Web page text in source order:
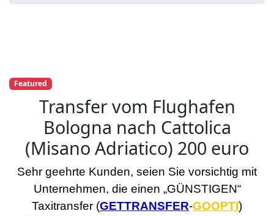
Featured
Transfer vom Flughafen
Bologna nach Cattolica
(Misano Adriatico) 200 euro
Sehr geehrte Kunden, seien Sie vorsichtig mit
Unternehmen, die einen „GÜNSTIGEN“
Taxitransfer (GETTRANSFER-GOOPTI)